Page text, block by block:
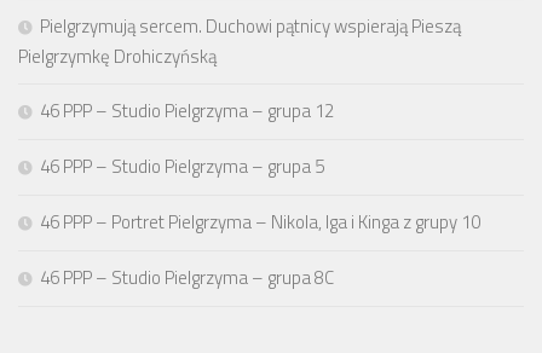
Pielgrzymują sercem. Duchowi pątnicy wspierają Pieszą
Pielgrzymkę Drohiczyńską
46 PPP – Studio Pielgrzyma – grupa 12
46 PPP – Studio Pielgrzyma – grupa 5
46 PPP – Portret Pielgrzyma – Nikola, Iga i Kinga z grupy 10
46 PPP – Studio Pielgrzyma – grupa 8C